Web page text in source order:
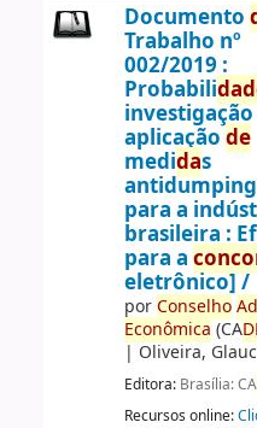
Documento
Trabalho nº
002/2019 :
Probabilida
investigação
aplicação de
medidas
antidumping
para a
brasileira :
para a
eletrônico] /
porConselho
Econômica (CA
| Oliveira,
Editora: Brasília: CA
Recursos online: